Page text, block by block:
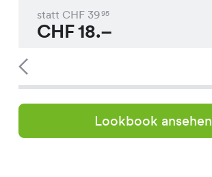
statt CHF 3995
CHF18.–
Lookbook ansehen